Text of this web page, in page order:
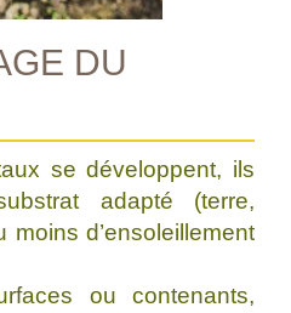
DU
se développent, ils
adapté (terre,
d’ensoleillement
ou contenants,